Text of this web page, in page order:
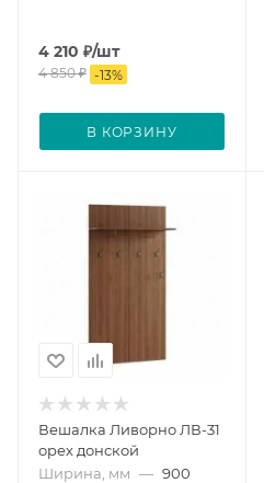
4 210 ₽/шт
4 850₽ -13%
В КОРЗИНУ
Вешалка Ливорно ЛВ-31
орех донской
Ширина, мм — 900